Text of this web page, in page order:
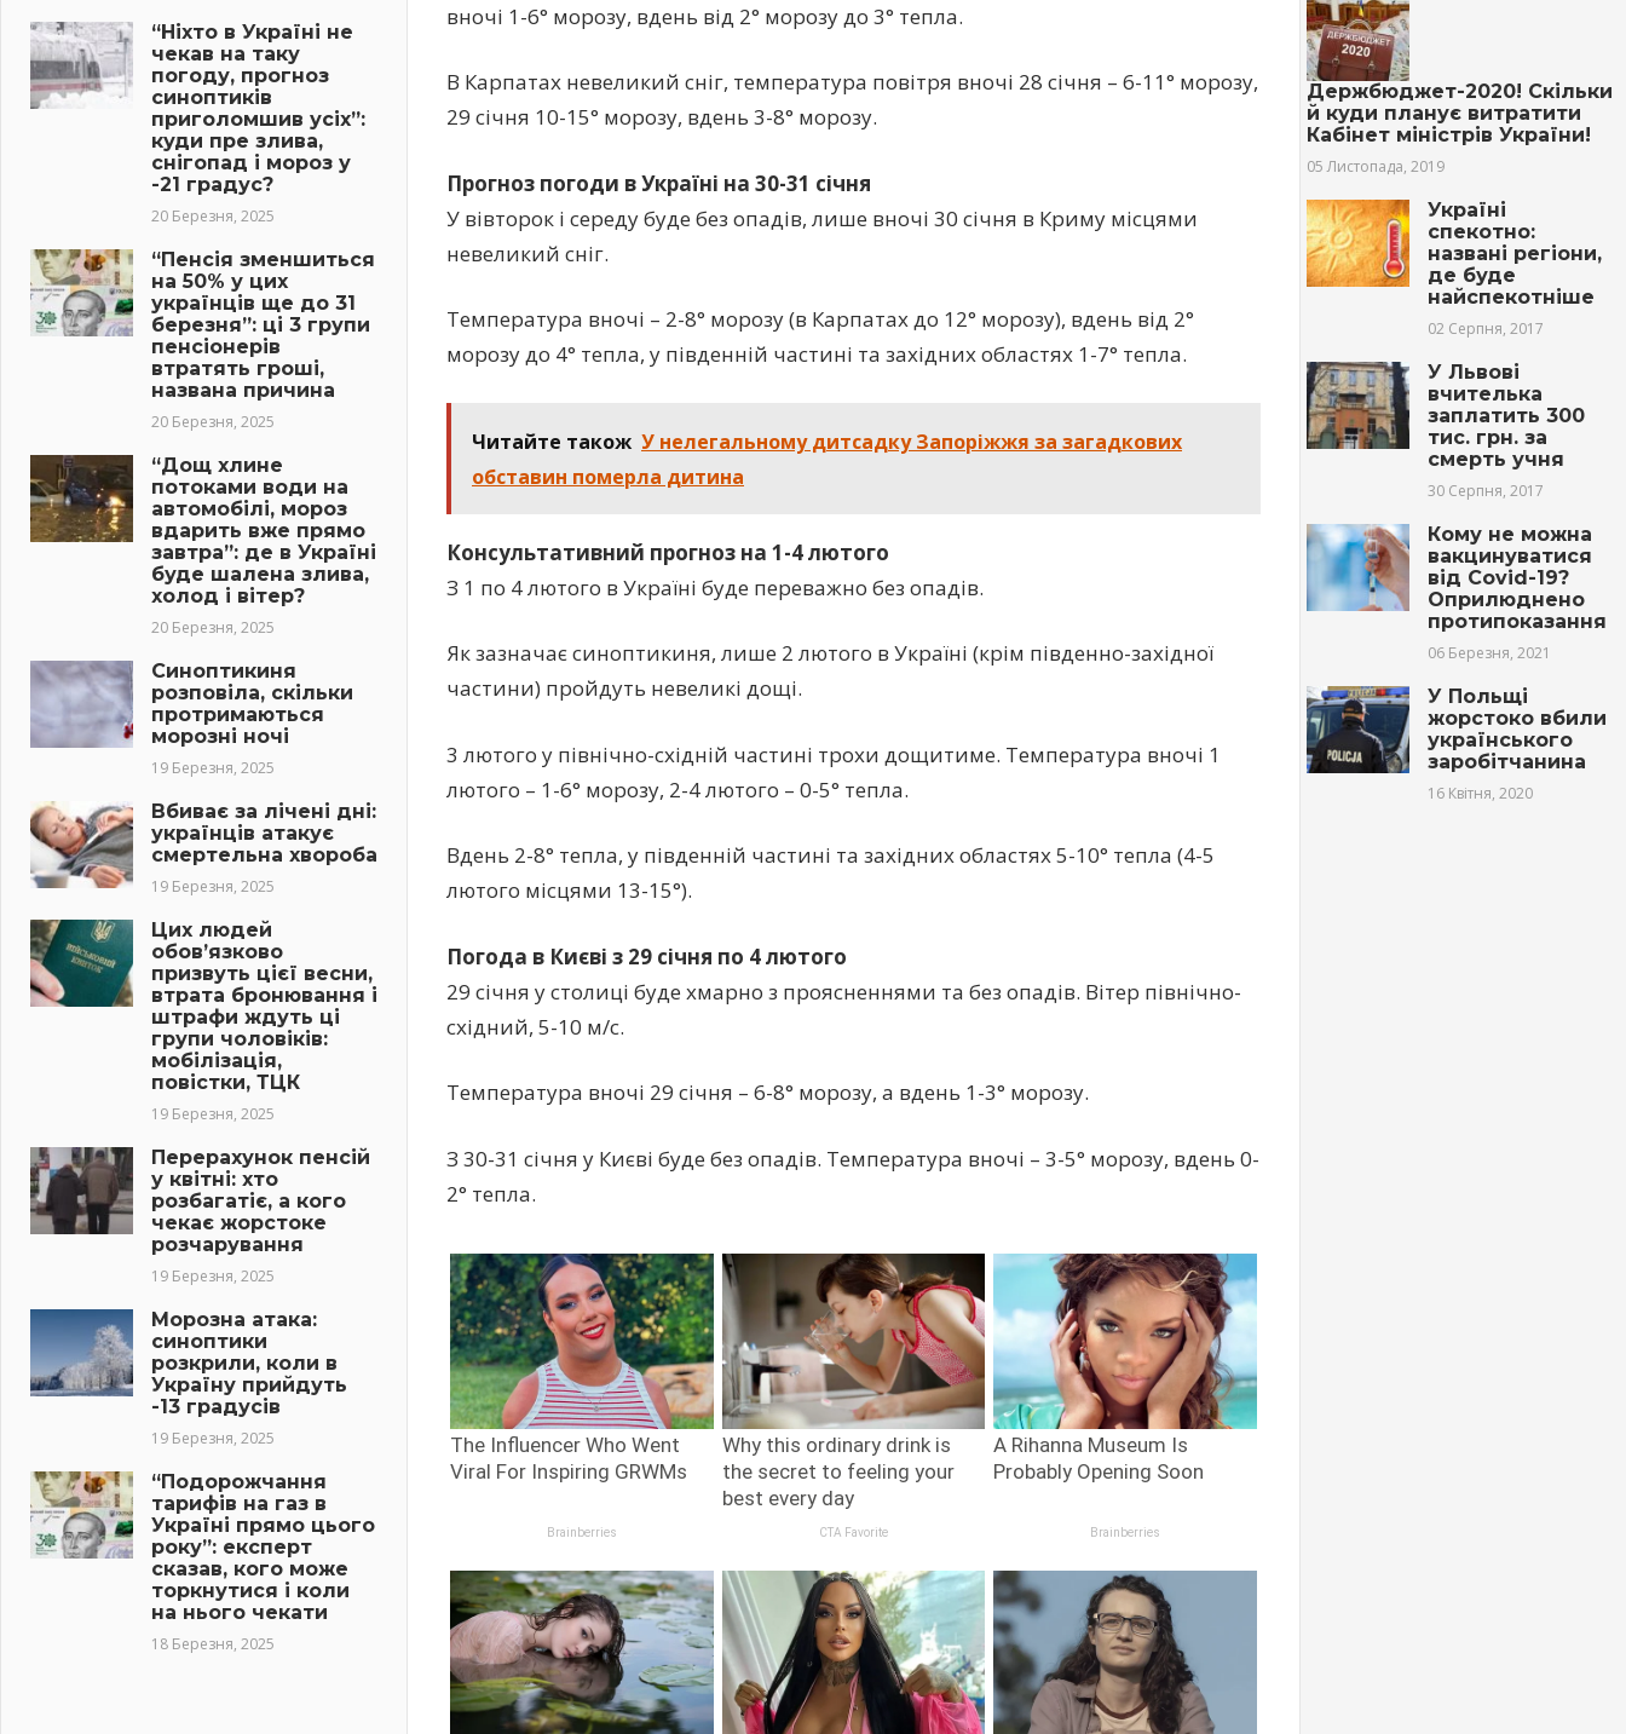
вночі 1-6° морозу, вдень від 2° морозу до 3° тепла.
В Карпатах невеликий сніг, температура повітря вночі 28 січня – 6-11° морозу,
29 січня 10-15° морозу, вдень 3-8° морозу.
Прогноз погоди в Україні на 30-31 січня
У вівторок і середу буде без опадів, лише вночі 30 січня в Криму місцями
невеликий сніг.
Температура вночі – 2-8° морозу (в Карпатах до 12° морозу), вдень від 2°
морозу до 4° тепла, у південній частині та західних областях 1-7° тепла.
Читайте також У нелегальному дитсадку Запоріжжя за загадкових
обставин померла дитина
Консультативний прогноз на 1-4 лютого
З 1 по 4 лютого в Україні буде переважно без опадів.
Як зазначає синоптикиня, лише 2 лютого в Україні (крім південно-західної
частини) пройдуть невеликі дощі.
3 лютого у північно-східній частині трохи дощитиме. Температура вночі 1
лютого – 1-6° морозу, 2-4 лютого – 0-5° тепла.
Вдень 2-8° тепла, у південній частині та західних областях 5-10° тепла (4-5
лютого місцями 13-15°).
Погода в Києві з 29 січня по 4 лютого
29 січня у столиці буде хмарно з проясненнями та без опадів. Вітер північно-
східний, 5-10 м/с.
Температура вночі 29 січня – 6-8° морозу, а вдень 1-3° морозу.
З 30-31 січня у Києві буде без опадів. Температура вночі – 3-5° морозу, вдень 0-
2° тепла.
“Ніхто в Україні не
чекав на таку
погоду, прогноз
синоптиків
приголомшив усіх”:
куди пре злива,
снігопад і мороз у
-21 градус?
20 Березня, 2025
“Пенсія зменшиться
на 50% у цих
українців ще до 31
березня”: ці 3 групи
пенсіонерів
втратять гроші,
названа причина
20 Березня, 2025
“Дощ хлине
потоками води на
автомобілі, мороз
вдарить вже прямо
завтра”: де в Україні
буде шалена злива,
холод і вітер?
20 Березня, 2025
Синоптикиня
розповіла, скільки
протримаються
морозні ночі
19 Березня, 2025
Вбиває за лічені дні:
українців атакує
смертельна хвороба
19 Березня, 2025
Цих людей
обов’язково
призвуть цієї весни,
втрата бронювання і
штрафи ждуть ці
групи чоловіків:
мобілізація,
повістки, ТЦК
19 Березня, 2025
Перерахунок пенсій
у квітні: хто
розбагатіє, а кого
чекає жорстоке
розчарування
19 Березня, 2025
Морозна атака:
синоптики
розкрили, коли в
Україну прийдуть
-13 градусів
19 Березня, 2025
“Подорожчання
тарифів на газ в
Україні прямо цього
року”: експерт
сказав, кого може
торкнутися і коли
на нього чекати
18 Березня, 2025
Держбюджет-2020! Скільки
й куди планує витратити
Кабінет міністрів України!
05 Листопада, 2019
Україні
спекотно:
названі регіони,
де буде
найспекотніше
02 Серпня, 2017
У Львові
вчителька
заплатить 300
тис. грн. за
cмeрть учня
30 Серпня, 2017
Кому не можна
вакцинуватися
від Covid-19?
Оприлюднено
протипоказання
06 Березня, 2021
У Польщі
жорстоко вбили
українського
заробітчанина
16 Квітня, 2020